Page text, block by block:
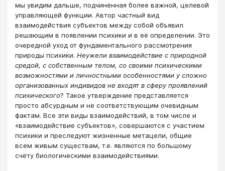
мы увидим дальше, подчинённая более важной, целевой
управляющей функции. Автор частный вид
взаимодействия субъектов между собой объявил
решающим в появлении психики и в её определении. Это
очередной уход от фундаментального рассмотрения
природы психики. Неужели взаимодействие с природной
средой, с собственным телом, со своими психическими
возможностями и личностными особенностями у сложно
организованных индивидов не входят в сферу проявлений
психического? Такое утверждение представляется
просто абсурдным и не соответствующим очевидным
фактам. Все эти виды взаимодействий, в том числе и
«взаимодействие субъектов», совершаются с участием
психики и преследуют жизненные метацели, общие
всем живым существам, т.е. являются по большому
счёту биологическими взаимодействиями.